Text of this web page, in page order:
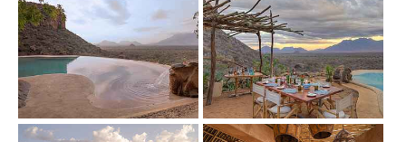
Show larger version Show larger version